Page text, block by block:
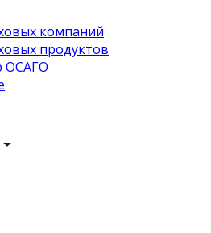
компаний
продуктов
ОСАГО